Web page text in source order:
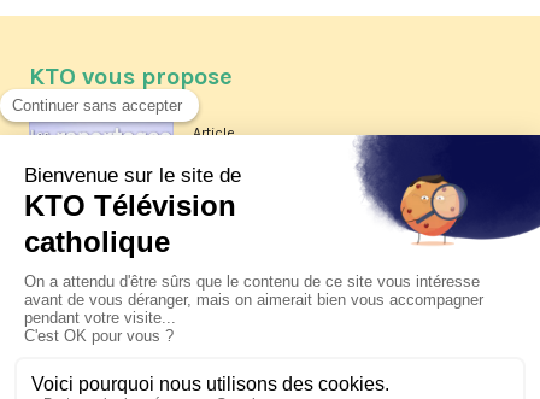
KTO vous propose
Article
Les reportages d'été 2026 de KTO
La visite pastorale du pape Léon
XIV à Assise à suivre sur KTO le
jeudi 6 août
Le pape en Uruguay, Argentine et